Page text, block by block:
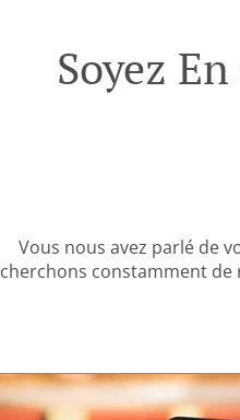
Soyez
Vous nous avez parlé de
cherchons constamment